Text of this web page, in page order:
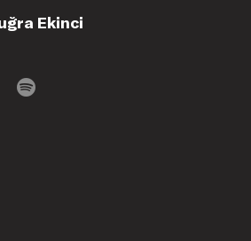
Ekinci